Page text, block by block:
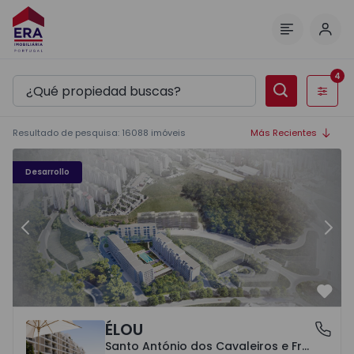
Filtros
4
Resultado de pesquisa: 16088 imóveis Más Recientes
Desarrollo
Élou - 10
Anterior
Santo António dos Cavaleiros e Frielas, Lisboa
ÉLOU
Santo António dos Cavaleiros e Frielas, Lisboa